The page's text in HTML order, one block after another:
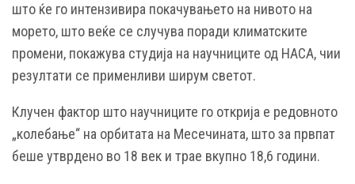
што ќе го интензивира покачувањето на нивото на
морето, што веќе се случува поради климатските
промени, покажува студија на научниците од НАСА, чии
резултати се применливи ширум светот.
Клучен фактор што научниците го открија е редовното
„колебање“ на орбитата на Месечината, што за првпат
беше утврдено во 18 век и трае вкупно 18,6 години.